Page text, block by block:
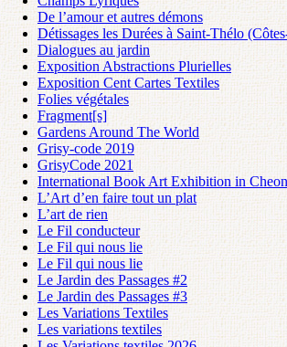
De l’amour et autres démons
Détissages les Durées à Saint-Thélo
Dialogues au jardin
Exposition Abstractions Plurielles
Exposition Cent Cartes Textiles
Folies végétales
Fragment[s]
Gardens Around The World
Grisy-code 2019
GrisyCode 2021
International Book Art Exhibition in
L’Art d’en faire tout un plat
L’art de rien
Le Fil conducteur
Le Fil qui nous lie
Le Fil qui nous lie
Le Jardin des Passages #2
Le Jardin des Passages #3
Les Variations Textiles
Les variations textiles